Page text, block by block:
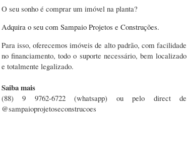
O seu sonho é comprar um imóvel na planta?
Adquira o seu com Sampaio Projetos e Construções.
Para isso, oferecemos imóveis de alto padrão, com facilidade
no financiamento, todo o suporte necessário, bem localizado
e totalmente legalizado.
Saiba mais
(88) 9 9762-6722 (whatsapp) ou pelo direct de
@sampaioprojetoseconstrucoes